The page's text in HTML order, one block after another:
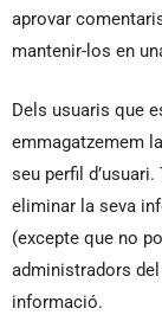
aprovar
mantenir-los en
Dels usuaris que
emmagatzemem
seu perfil
eliminar la seva
(excepte que no
administradors
informació.